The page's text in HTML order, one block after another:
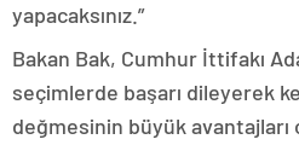
yapacaksınız.”
Bakan Bak, Cumhur İttifakı
seçimlerde başarı dileyerek
değmesinin büyük avantajları